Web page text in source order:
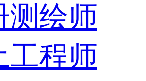
测绘师
工程师